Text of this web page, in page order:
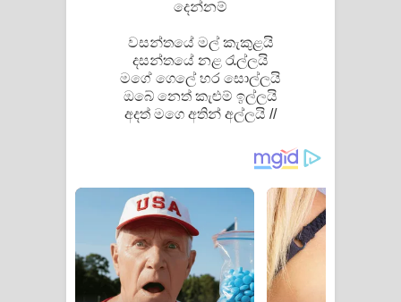
දන්නවාද මාව ගීතයේ පද පෙළ
දෙන්නම්
වසන්තයේ මල් කැකුළයි
දසන්තයේ නළ රැල්ලයි
මගේ ගෙලේ හර සොල්ලයි
ඔබේ නෙත් කැළුම් ඉල්ලයි
අදත් මගෙ අතින් අල්ලයි //